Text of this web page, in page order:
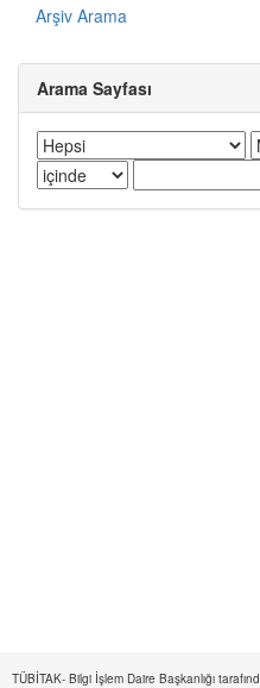
Arşiv Arama
Arama Sayfası
TÜBİTAK- Bilgi İşlem Daire Başkanlığı